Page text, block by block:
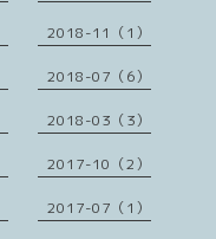
2018-11（1）
2018-07（6）
2018-03（3）
2017-10（2）
2017-07（1）